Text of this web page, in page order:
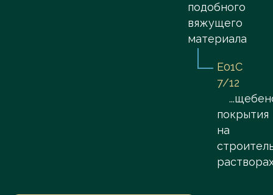
подобного
вяжущего
материала
E01C
7/12
покрытия
на